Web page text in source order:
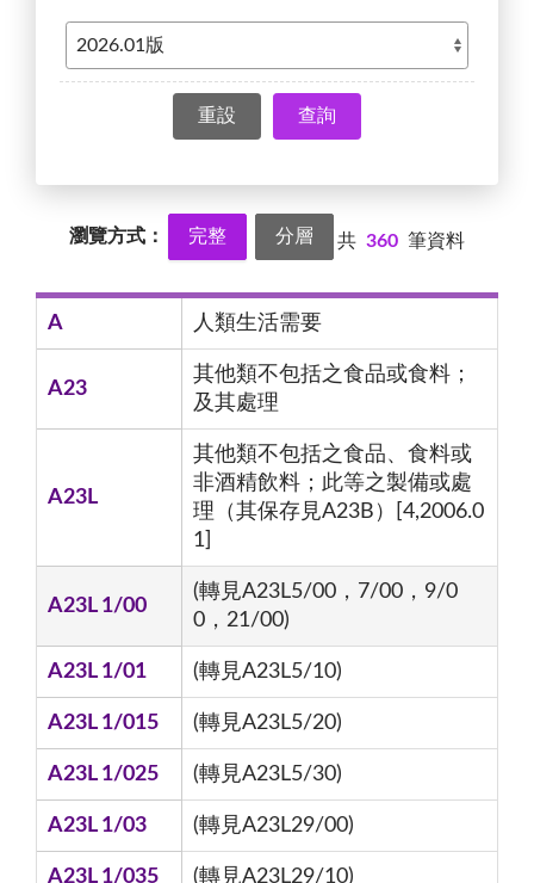
查詢
瀏覽方式： 完整 分層 共 360 筆資料
A 人類生活需要
A23
其他類不包括之食品或食料；
及其處理
A23L
其他類不包括之食品、食料或
非酒精飲料；此等之製備或處
理（其保存見A23B）[4,2006.0
1]
A23L 1/00
(轉見A23L5/00，7/00，9/0
0，21/00)
A23L 1/01 (轉見A23L5/10)
A23L 1/015 (轉見A23L5/20)
A23L 1/025 (轉見A23L5/30)
A23L 1/03 (轉見A23L29/00)
A23L 1/035 (轉見A23L29/10)